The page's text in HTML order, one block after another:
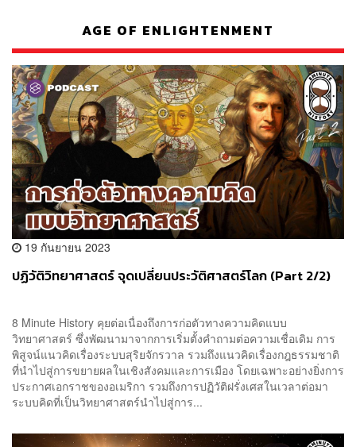
AGE OF ENLIGHTENMENT
19 กันยายน 2023
ปฏิวัติวิทยาศาสตร์ จุดเปลี่ยนประวัติศาสตร์โลก (Part 2/2)
8 Minute History คุยต่อเนื่องถึงการก่อตัวทางความคิดแบบ
วิทยาศาสตร์ ซึ่งพัฒนามาจากการเริ่มตั้งคำถามต่อความเชื่อเดิม การ
พิสูจน์แนวคิดเรื่องระบบสุริยจักรวาล รวมถึงแนวคิดเรื่องกฎธรรมชาติ
ที่นำไปสู่การขยายผลในเชิงสังคมและการเมือง โดยเฉพาะอย่างยิ่งการ
ประกาศเอกราชของอเมริกา รวมถึงการปฏิวัติฝรั่งเศสในเวลาต่อมา
ระบบคิดที่เป็นวิทยาศาสตร์นำไปสู่การ...